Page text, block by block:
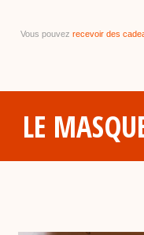
Vous pouvez recevoir des
LE